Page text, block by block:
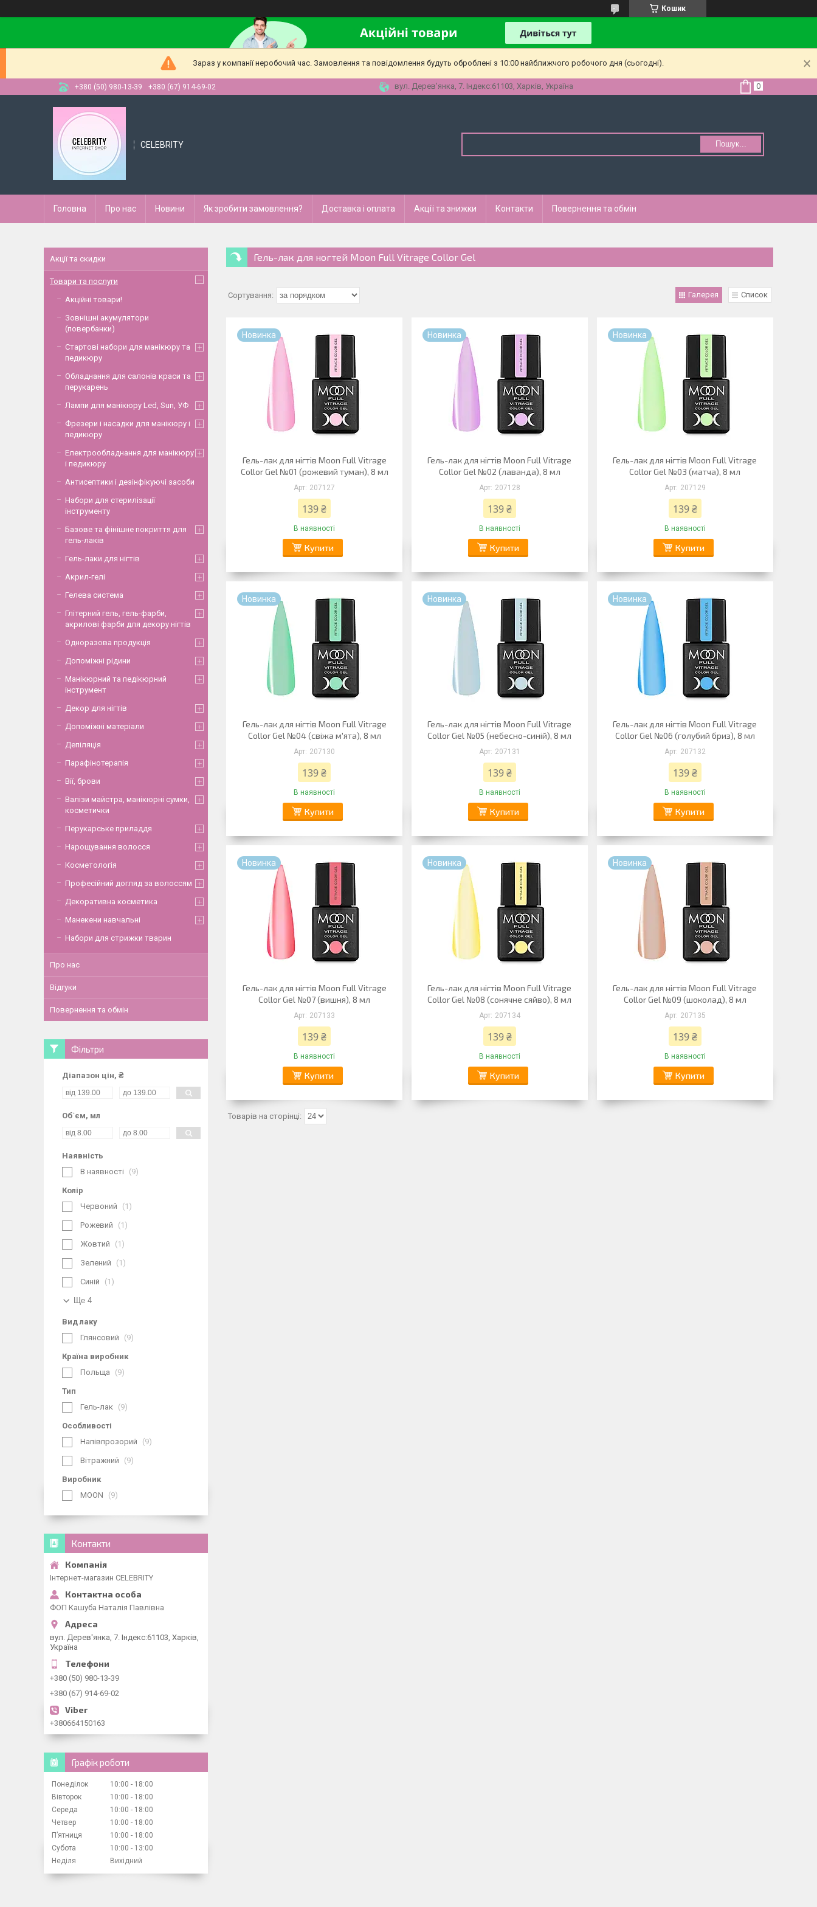
Кошик
Зараз у компанії неробочий час. Замовлення та повідомлення будуть оброблені з 10:00 найближчого робочого дня (сьогодні).
+380 (50) 980-13-39 +380 (67) 914-69-02 вул. Дерев'янка, 7. Індекс:61103, Харків, Україна
CELEBRITY Пошук...
Головна Про нас Новини Як зробити замовлення? Доставка і оплата Акції та знижки Контакти Повернення та обмін
Гель-лак для ногтей Moon Full Vitrage Collor Gel
Галерея Список
Новинка
Гель-лак для нігтів Moon Full Vitrage
Collor Gel №01 (рожевий туман), 8 мл
207127
139 ₴
В наявності
Купити
Новинка
Гель-лак для нігтів Moon Full Vitrage
Collor Gel №02 (лаванда), 8 мл
207128
139 ₴
В наявності
Купити
Новинка
Гель-лак для нігтів Moon Full Vitrage
Collor Gel №03 (матча), 8 мл
207129
139 ₴
В наявності
Купити
Новинка
Гель-лак для нігтів Moon Full Vitrage
Collor Gel №04 (свіжа м'ята), 8 мл
207130
139 ₴
В наявності
Купити
Новинка
Гель-лак для нігтів Moon Full Vitrage
Collor Gel №05 (небесно-синій), 8 мл
207131
139 ₴
В наявності
Купити
Новинка
Гель-лак для нігтів Moon Full Vitrage
Collor Gel №06 (голубий бриз), 8 мл
207132
139 ₴
В наявності
Купити
Новинка
Гель-лак для нігтів Moon Full Vitrage
Collor Gel №07 (вишня), 8 мл
207133
139 ₴
В наявності
Купити
Новинка
Гель-лак для нігтів Moon Full Vitrage
Collor Gel №08 (сонячне сяйво), 8 мл
207134
139 ₴
В наявності
Купити
Новинка
Гель-лак для нігтів Moon Full Vitrage
Collor Gel №09 (шоколад), 8 мл
207135
139 ₴
В наявності
Купити
Акції та скидки
Товари та послуги
Акційні товари!
Зовнішні акумулятори
(повербанки)
Стартові набори для манікюру та
педикюру
Обладнання для салонів краси та
перукарень
Лампи для манікюру Led, Sun, УФ
Фрезери і насадки для манікюру і
педикюру
Електрообладнання для манікюру
і педикюру
Антисептики і дезінфікуючі засоби
Набори для стерилізації
інструменту
Базове та фінішне покриття для
гель-лаків
Гель-лаки для нігтів
Акрил-гелі
Гелева система
Глітерний гель, гель-фарби,
акрилові фарби для декору нігтів
Одноразова продукція
Допоміжні рідини
Манікюрний та педікюрний
інструмент
Декор для нігтів
Допоміжні матеріали
Депіляція
Парафінотерапія
Вії, брови
Валізи майстра, манікюрні сумки,
косметички
Перукарське приладдя
Нарощування волосся
Косметологія
Професійний догляд за волоссям
Декоративна косметика
Манекени навчальні
Набори для стрижки тварин
Про нас
Відгуки
Повернення та обмін
Фільтри
Діапазон цін, ₴
Об`єм, мл
Наявність
В наявності
9
Колір
Червоний
1
Рожевий 1
Жовтий 1
Зелений 1
Синій 1
Ще 4
Вид лаку
Глянсовий
9
Країна виробник
Польща
9
Тип
Гель-лак
9
Особливості
Напівпрозорий
9
Вітражний 9
Виробник
MOON
9
Контакти
Інтернет-магазин CELEBRITY
ФОП Кашуба Наталія Павлівна
вул. Дерев'янка, 7. Індекс:61103, Харків,
Україна
+380 (50) 980-13-39
+380 (67) 914-69-02
+380664150163
Графік роботи
Понеділок 10:00
18:00
Вівторок
10:00
18:00
Середа
10:00
18:00
Четвер
10:00
18:00
Пʼятниця
10:00
18:00
Субота
10:00
13:00
Неділя
Вихідний